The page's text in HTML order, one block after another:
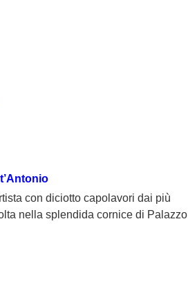
con diciotto capolavori dai più
nella splendida cornice di Palazzo